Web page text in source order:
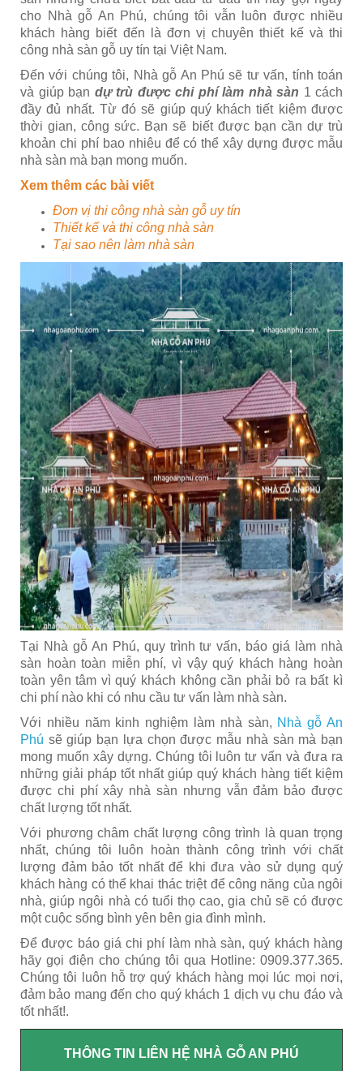
cho Nhà gỗ An Phú, chúng tôi vẫn luôn được nhiều
khách hàng biết đến là đơn vị chuyên thiết kế và thi
công nhà sàn gỗ uy tín tại Việt Nam.
Đến với chúng tôi, Nhà gỗ An Phú sẽ tư vấn, tính toán
và giúp bạn dự trù được chi phí làm nhà sàn 1 cách
đầy đủ nhất. Từ đó sẽ giúp quý khách tiết kiệm được
thời gian, công sức. Bạn sẽ biết được bạn cần dự trù
khoản chi phí bao nhiêu để có thể xây dựng được mẫu
nhà sàn mà bạn mong muốn.
Xem thêm các bài viết
Đơn vị thi công nhà sàn gỗ uy tín
Thiết kế và thi công nhà sàn
Tại sao nên làm nhà sàn
Tại Nhà gỗ An Phú, quy trình tư vấn, báo giá làm nhà
sàn hoàn toàn miễn phí, vì vậy quý khách hàng hoàn
toàn yên tâm vì quý khách không cần phải bỏ ra bất kì
chi phí nào khi có nhu cầu tư vấn làm nhà sàn.
Với nhiều năm kinh nghiệm làm nhà sàn, Nhà gỗ An
Phú sẽ giúp bạn lựa chọn được mẫu nhà sàn mà bạn
mong muốn xây dựng. Chúng tôi luôn tư vấn và đưa ra
những giải pháp tốt nhất giúp quý khách hàng tiết kiệm
được chi phí xây nhà sàn nhưng vẫn đảm bảo được
chất lượng tốt nhất.
Với phương châm chất lượng công trình là quan trọng
nhất, chúng tôi luôn hoàn thành công trình với chất
lượng đảm bảo tốt nhất để khi đưa vào sử dụng quý
khách hàng có thể khai thác triệt để công năng của ngôi
nhà, giúp ngôi nhà có tuổi thọ cao, gia chủ sẽ có được
một cuộc sống bình yên bên gia đình mình.
Để được báo giá chi phí làm nhà sàn, quý khách hàng
hãy gọi điện cho chúng tôi qua Hotline: 0909.377.365.
Chúng tôi luôn hỗ trợ quý khách hàng mọi lúc mọi nơi,
đảm bảo mang đến cho quý khách 1 dịch vụ chu đáo và
tốt nhất!.
THÔNG TIN LIÊN HỆ NHÀ GỖ AN PHÚ